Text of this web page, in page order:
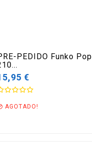
PEDIDO Funko Pop
€
AGOTADO!